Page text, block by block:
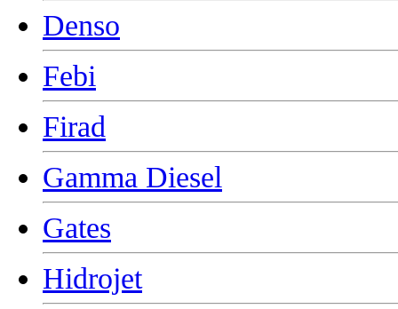
Denso
Febi
Firad
Gamma Diesel
Gates
Hidrojet